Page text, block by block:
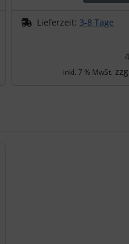
Lieferzeit: 3-8 Tage
inkl. 7 % MwSt.